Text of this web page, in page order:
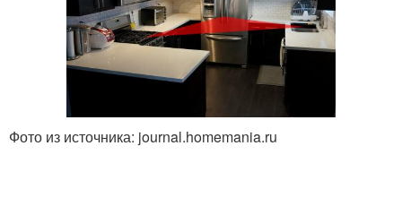
Фото из источника: journal.homemania.ru